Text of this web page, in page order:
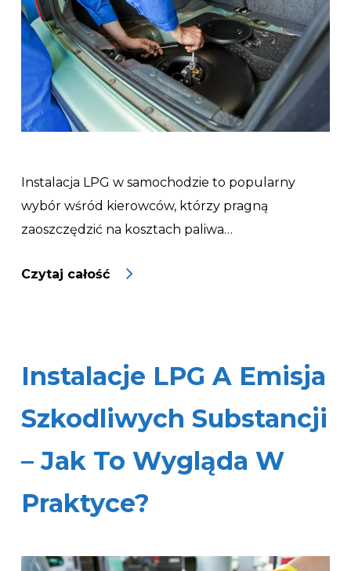
Instalacja LPG w samochodzie to popularny
wybór wśród kierowców, którzy pragną
zaoszczędzić na kosztach paliwa…
Instalacje LPG A Emisja
Szkodliwych Substancji
– Jak To Wygląda W
Praktyce?